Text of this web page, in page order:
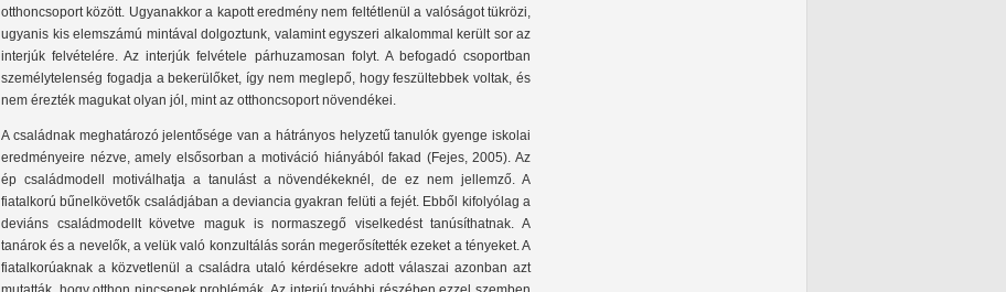
otthoncsoport között. Ugyanakkor a kapott eredmény nem feltétlenül a valóságot tükrözi,
ugyanis kis elemszámú mintával dolgoztunk, valamint egyszeri alkalommal került sor az
interjúk felvételére. Az interjúk felvétele párhuzamosan folyt. A befogadó csoportban
személytelenség fogadja a bekerülőket, így nem meglepő, hogy feszültebbek voltak, és
nem érezték magukat olyan jól, mint az otthoncsoport növendékei.
A családnak meghatározó jelentősége van a hátrányos helyzetű tanulók gyenge iskolai
eredményeire nézve, amely elsősorban a motiváció hiányából fakad (Fejes, 2005). Az
ép családmodell motiválhatja a tanulást a növendékeknél, de ez nem jellemző. A
fiatalkorú bűnelkövetők családjában a deviancia gyakran felüti a fejét. Ebből kifolyólag a
deviáns családmodellt követve maguk is normaszegő viselkedést tanúsíthatnak. A
tanárok és a nevelők, a velük való konzultálás során megerősítették ezeket a tényeket. A
fiatalkorúaknak a közvetlenül a családra utaló kérdésekre adott válaszai azonban azt